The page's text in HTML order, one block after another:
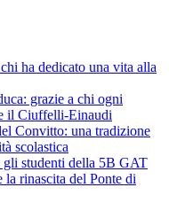
ha dedicato una vita alla
grazie a chi ogni
il Ciuffelli-Einaudi
Convitto: una tradizione
scolastica
gli studenti della 5B GAT
la rinascita del Ponte di